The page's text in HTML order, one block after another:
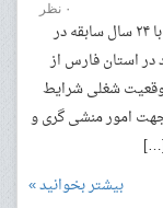
۰ نظر
استخدام فروشگاه کامپیوتر مرکزی کامپیوتر مرکزی با ۲۴ سال سابقه در
در استان‌ فارس از
شغلی شرایط
امور منشی گری و
بیشتر بخوانید »